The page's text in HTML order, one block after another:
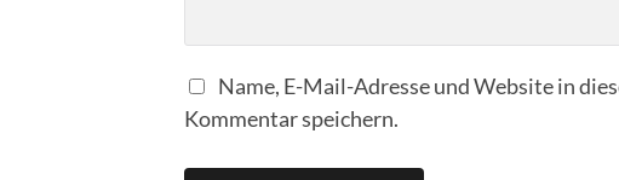
Name, E-Mail-Adresse und Website in
Kommentar speichern.